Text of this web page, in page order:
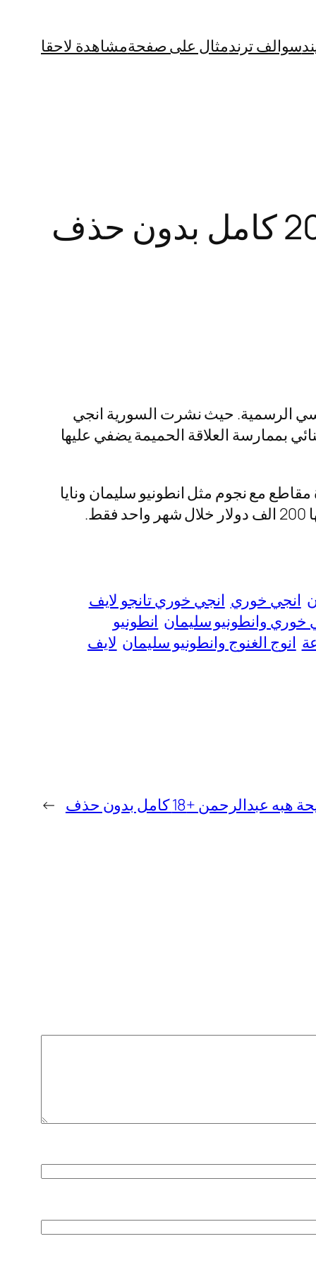
سوالف ترندمثال على صفحةمشاهدة لاحقا
الرسمية. حيث نشرت السورية انجي
بممارسة العلاقة الحميمة يضفي عليها
مع نجوم مثل انطونيو سليمان ونايا
انجي خوري انجي خوري تانجو لايف
خوري وانطونيو سليمان انطونيو
انوج الغنوج وانطونيو سليمان لايف
عبدالرحمن +18 كامل بدون حذف →